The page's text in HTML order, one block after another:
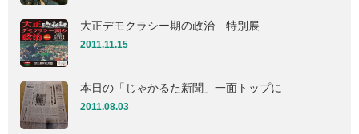
大正デモクラシー期の政治 特別展
2011.11.15
本日の「じゃかるた新聞」一面トップに
2011.08.03